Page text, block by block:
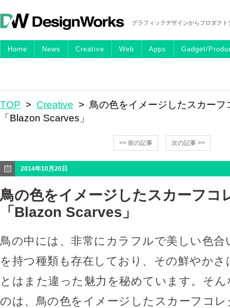
グラフィックデザインからプロダク
Home News Creative Web Apps Gadget/
TOP > Creative > 鳥の色をイメージしたスカーフ
「Blazon Scarves」
<< 前の記事 次の記事 >>
2014年10月20日
鳥の色をイメージしたスカーフコ
「Blazon Scarves」
鳥の中には、非常にカラフルで美しい色
を持つ種類も存在しており、その鮮やかさ
とはまた違った魅力を秘めています。そ
のは、鳥の色をイメージしたスカーフコ